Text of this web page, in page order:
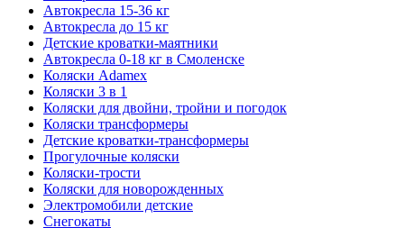
Автокресла 15-36 кг
Автокресла до 15 кг
Детские кроватки-маятники
Автокресла 0-18 кг в Смоленске
Коляски Adamex
Коляски 3 в 1
Коляски для двойни, тройни и погодок
Коляски трансформеры
Детские кроватки-трансформеры
Прогулочные коляски
Коляски-трости
Коляски для новорожденных
Электромобили детские
Снегокаты